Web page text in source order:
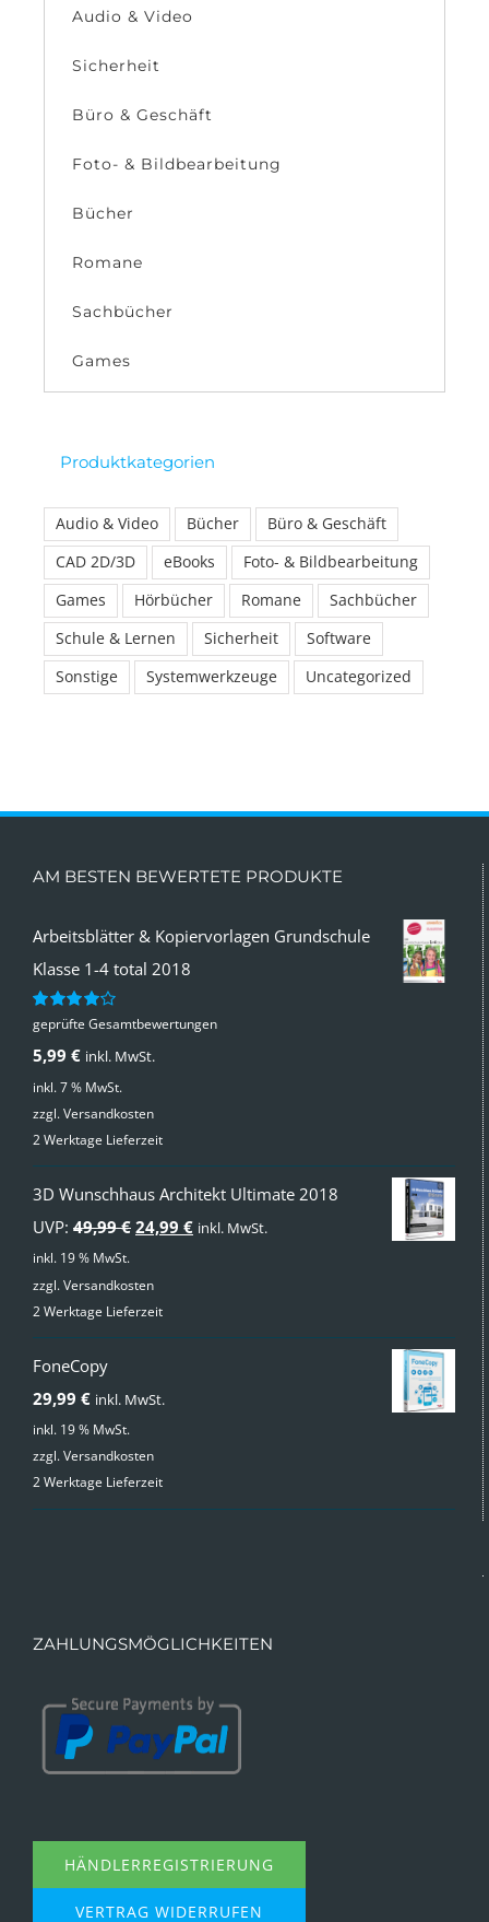
Audio & Video
Sicherheit
Büro & Geschäft
Foto- & Bildbearbeitung
Bücher
Romane
Sachbücher
Games
Produktkategorien
Audio & Video Bücher
Büro & Geschäft
CAD 2D/3D
eBooks
Foto- & Bildbearbeitung
Games
Hörbücher Romane
Sachbücher
Schule & Lernen
Sicherheit
Software
Sonstige
Systemwerkzeuge Uncategorized
AM BESTEN BEWERTETE PRODUKTE
Arbeitsblätter & Kopiervorlagen Grundschule
Klasse 1-4 total 2018
Bewertet
von 5
geprüfte Gesamtbewertungen
5,99 € inkl. MwSt.
inkl. 7 % MwSt.
zzgl.Versandkosten
2 Werktage Lieferzeit
3D Wunschhaus Architekt Ultimate 2018
UVP: 49,99€ Ursprünglicher
war:
24,99 €Aktueller
inkl. MwSt.
inkl. 19 % MwSt.
zzgl.Versandkosten
2 Werktage Lieferzeit
FoneCopy
29,99 € inkl. MwSt.
inkl. 19 % MwSt.
zzgl.Versandkosten
2 Werktage Lieferzeit
ZAHLUNGSMÖGLICHKEITEN
HÄNDLERREGISTRIERUNG
VERTRAG WIDERRUFEN